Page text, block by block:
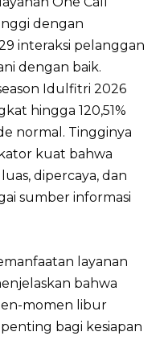
dengan
interaksi pelanggan
dengan baik.
Idulfitri 2026
hingga 120,51%
normal. Tingginya
kuat bahwa
dipercaya, dan
sumber informasi
layanan
bahwa
momen libur
bagi kesiapan